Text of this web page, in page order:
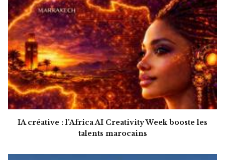
IA créative : l'Africa AI Creativity Week booste les
talents marocains